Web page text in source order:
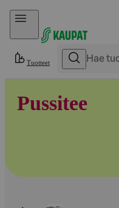
Hyppää sisältöön
Tuotteet
Pussitee